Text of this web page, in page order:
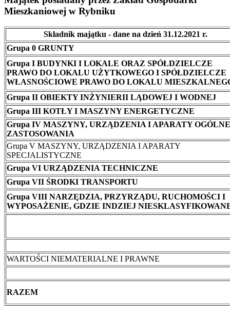
Mieszkaniowej w Rybniku
Składnik majątku - dane na dzień 31.12.2021 r.
Grupa 0 GRUNTY
Grupa I BUDYNKI I LOKALE ORAZ SPÓŁDZIELCZE
PRAWO DO LOKALU UŻYTKOWEGO I SPÓŁDZIELCZE
WŁASNOŚCIOWE PRAWO DO LOKALU
Grupa II OBIEKTY INŻYNIERII LĄDOWEJ I WODNEJ
Grupa III KOTŁY I MASZYNY ENERGETYCZNE
Grupa IV MASZYNY, URZĄDZENIA I APARATY
ZASTOSOWANIA
Grupa V MASZYNY, URZĄDZENIA I APARATY
SPECJALISTYCZNE
Grupa VI URZĄDZENIA TECHNICZNE
Grupa VII ŚRODKI TRANSPORTU
Grupa VIII NARZĘDZIA, PRZYRZĄDU, RUCHOMOŚCI I
WYPOSAŻENIE, GDZIE INDZIEJ
WARTOŚCI NIEMATERIALNE I PRAWNE
RAZEM